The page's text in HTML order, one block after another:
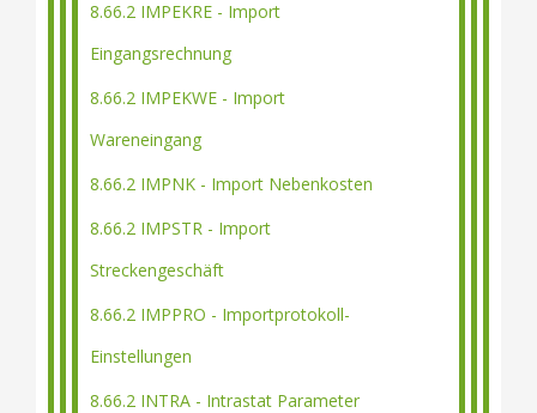
8.66.2 IMPEKRE - Import
Eingangsrechnung
8.66.2 IMPEKWE - Import
Wareneingang
8.66.2 IMPNK - Import Nebenkosten
8.66.2 IMPSTR - Import
Streckengeschäft
8.66.2 IMPPRO - Importprotokoll-
Einstellungen
8.66.2 INTRA - Intrastat Parameter